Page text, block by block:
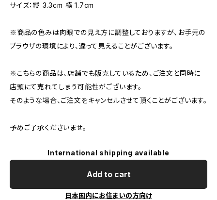
サイズ：縦 3.3cm 横 1.7cm
※商品の色みは肉眼での見え方に調整しておりますが、お手元の
ブラウザの環境により、違って見えることがございます。
※こちらの商品は、店舗でも販売しているため、ご注文と同時に
店頭にて売れてしまう可能性がございます。
そのような場合、ご注文をキャンセルさせて頂くことがございます。
予めご了承くださいませ。
International shipping available
Add to cart
日本国内にお住まいの方向け